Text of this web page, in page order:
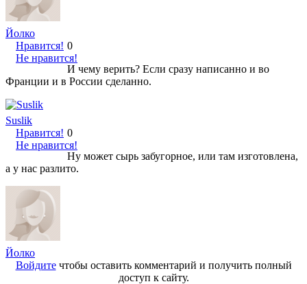
Йолко
Нравится!
Не нравится!
0
И чему верить? Если сразу написанно и во
Франции и в России сделанно.
Suslik
Нравится!
Не нравится!
0
Ну может сырь забугорное, или там изготовлена,
а у нас разлито.
Йолко
Войдитечтобы оставить комментарий и получить полный
доступ к сайту.